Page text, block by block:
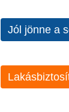
Jól jönne a